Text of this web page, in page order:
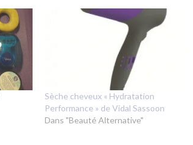
Sèche cheveux « Hydratation
Performance » de Vidal Sassoon
Dans "Beauté Alternative"